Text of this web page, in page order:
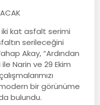
kat asfalt serimi
serileceğini
Akay, “Ardından
Narin ve 29 Ekim
bir görünüme
bulundu.